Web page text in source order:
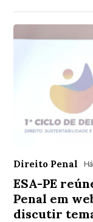
Direito Penal
ESA-PE
Penal em
discutir